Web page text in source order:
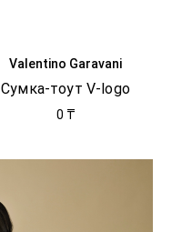
Valentino Garavani
Сумка-тоут V-logo
0 ₸